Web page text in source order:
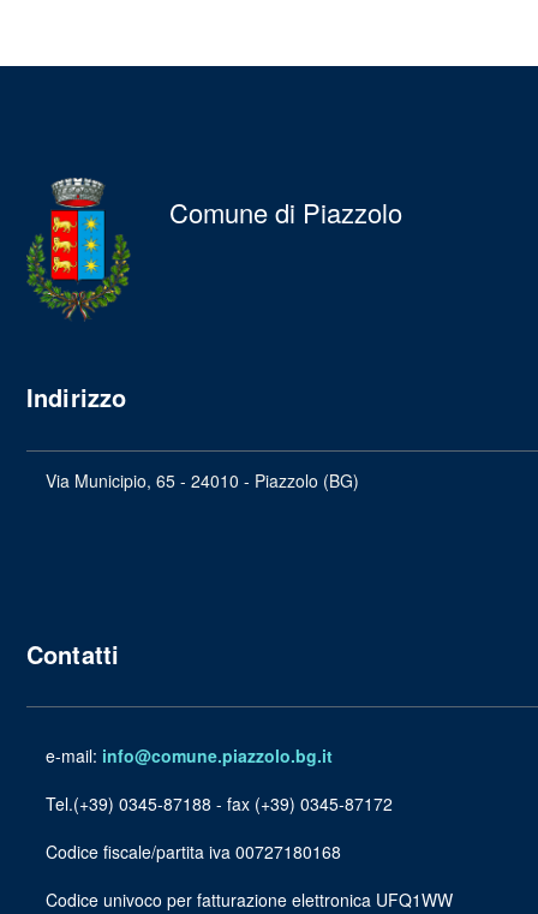
Comune di Piazzolo
Indirizzo
Via Municipio, 65 - 24010 - Piazzolo (BG)
Contatti
e-mail: info@comune.piazzolo.bg.it
Tel.(+39) 0345-87188 - fax (+39) 0345-87172
Codice fiscale/partita iva 00727180168
Codice univoco per fatturazione elettronica UFQ1WW